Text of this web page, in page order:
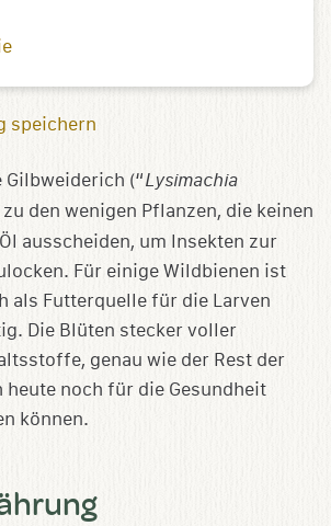
speichern
Gilbweiderich (“Lysimachia
den wenigen Pflanzen, die keinen
ausscheiden, um Insekten zur
Für einige Wildbienen ist
als Futterquelle für die Larven
Die Blüten stecker voller
genau wie der Rest der
heute noch für die Gesundheit
können.